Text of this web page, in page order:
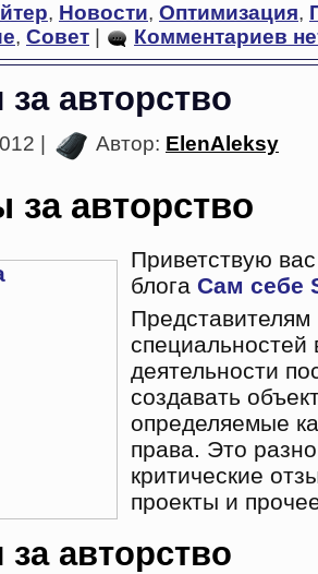
, Новости, Оптимизация,
, Совет Комментариев
авторство
| Автор: ElenAleksy
за авторство
Приветствую
блога Сам себе
Представителям
специальностей
деятельности
создавать
определяемые
права. Это
критические
проекты и
авторство